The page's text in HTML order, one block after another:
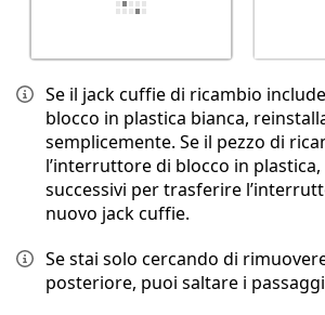
Se il jack cuffie di ricambio
blocco in plastica bianca,
semplicemente. Se il pezzo di
l’interruttore di blocco in
successivi per trasferire
nuovo jack cuffie.
Se stai solo cercando di
posteriore, puoi saltare i passaggi